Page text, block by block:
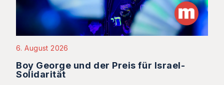
6. August 2026
Boy George und der Preis für Israel-
Solidarität